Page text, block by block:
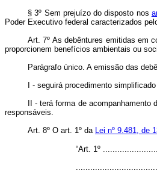
§ 3º Sem prejuízo do disposto nos
Poder Executivo federal caracterizados
Art. 7º As debêntures emitidas em
proporcionem benefícios ambientais ou
Parágrafo único. A emissão das
I - seguirá procedimento
II - terá forma de
responsáveis.
Art. 8º O art. 1º da Lei nº 9.481, de
“Art. 1º